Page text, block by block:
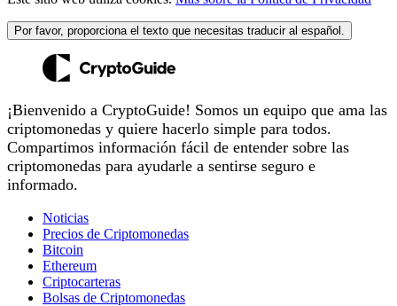
Por favor, proporciona el texto que necesitas traducir al español.
¡Bienvenido a CryptoGuide! Somos un equipo que ama las
criptomonedas y quiere hacerlo simple para todos.
Compartimos información fácil de entender sobre las
criptomonedas para ayudarle a sentirse seguro e
informado.
Noticias
Precios de Criptomonedas
Bitcoin
Ethereum
Criptocarteras
Bolsas de Criptomonedas